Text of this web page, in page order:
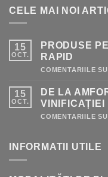
CELE MAI NOI
15
OCT.
PRODUSE
RAPID
COMENTARIILE
15
OCT.
DE LA
VINIFICAȚIEI
COMENTARIILE
INFORMATII UTILE